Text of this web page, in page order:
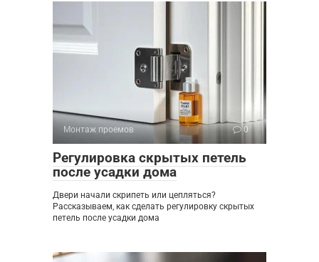
Монтаж проемов 0
Регулировка скрытых петель
после усадки дома
Двери начали скрипеть или цепляться?
Рассказываем, как сделать регулировку скрытых
петель после усадки дома